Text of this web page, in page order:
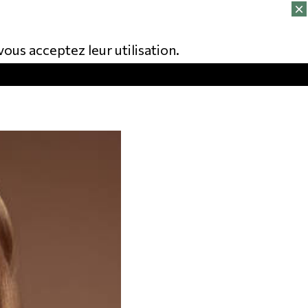
FR NL
acceptez leur utilisation.